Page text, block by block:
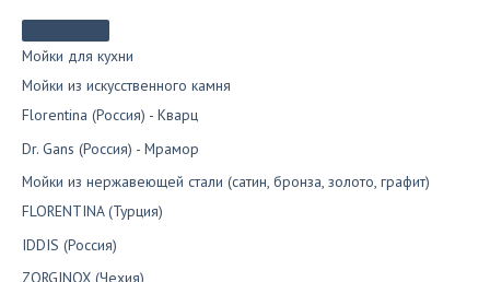
Мойки для кухни
Мойки из искусственного камня
Florentina (Россия) - Кварц
Dr. Gans (Россия) - Мрамор
Мойки из нержавеющей стали (сатин, бронза, золото, графит)
FLORENTINA (Турция)
IDDIS (Россия)
ZORGINOX (Чехия)